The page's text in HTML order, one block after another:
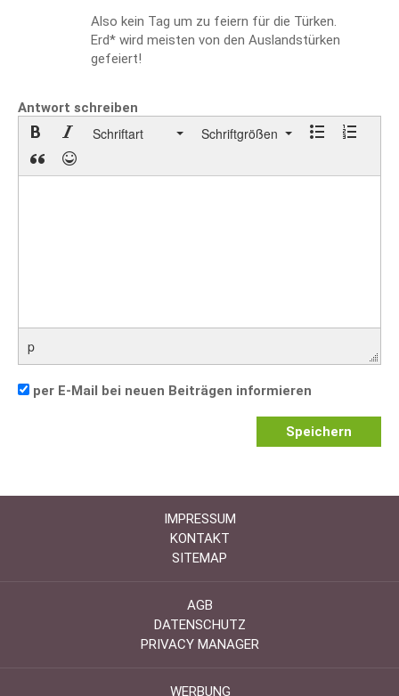
Also kein Tag um zu feiern für die Türken.
Erd* wird meisten von den Auslandstürken
gefeiert!
Antwort schreiben
Schriftart Schriftgrößen
p
per E-Mail bei neuen Beiträgen informieren
Speichern
IMPRESSUM
KONTAKT
SITEMAP
AGB
DATENSCHUTZ
PRIVACY MANAGER
WERBUNG